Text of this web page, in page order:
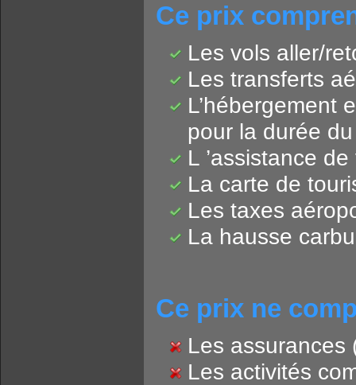
Ce prix
Les vols aller/
Les transferts
L’hébergement
pour la durée
L ’assistance
La carte de
Les taxes
La hausse
Ce prix ne
Les assurances
Les activités